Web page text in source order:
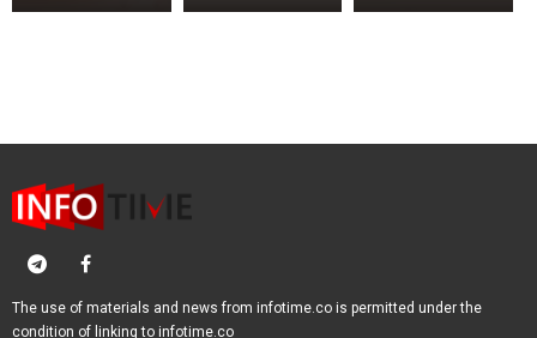
The use of materials and news from infotime.co is permitted under the
condition of linking to infotime.co